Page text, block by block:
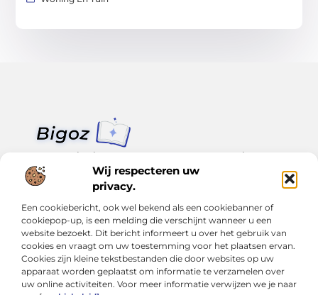
Wij respecteren uw
privacy.
Een cookiebericht, ook wel bekend als een cookiebanner of
cookiepop-up, is een melding die verschijnt wanneer u een
website bezoekt. Dit bericht informeert u over het gebruik van
cookies en vraagt om uw toestemming voor het plaatsen ervan.
Cookies zijn kleine tekstbestanden die door websites op uw
apparaat worden geplaatst om informatie te verzamelen over
uw online activiteiten. Voor meer informatie verwijzen we je naar
Van klein nieuws tot grote trends – alles op Bigoz.nl.
Lees inspirerende blogs en artikelen over het dagelijks leven,
actualiteit en meer.
Bericht categorie
Onze informatie